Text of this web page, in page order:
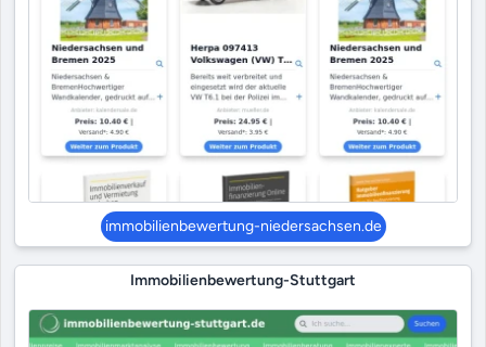
immobilienbewertung-niedersachsen.de
Immobilienbewertung-Stuttgart